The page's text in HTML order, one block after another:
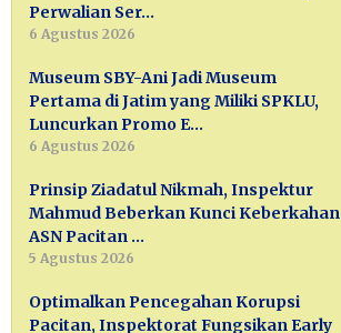
Perwalian Ser…
6 Agustus 2026
Museum SBY-Ani Jadi Museum
Pertama di Jatim yang Miliki SPKLU,
Luncurkan Promo E…
6 Agustus 2026
Prinsip Ziadatul Nikmah, Inspektur
Mahmud Beberkan Kunci Keberkahan
ASN Pacitan …
5 Agustus 2026
Optimalkan Pencegahan Korupsi
Pacitan, Inspektorat Fungsikan Early